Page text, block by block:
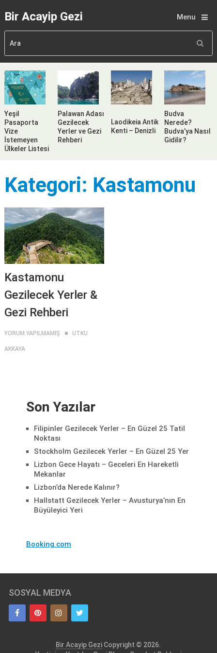
Bir Acayip Gezi Menu
Yeşil
Pasaporta
Vize
İstemeyen
Ülkeler Listesi
Palawan Adası
Gezilecek
Yerler ve Gezi
Rehberi
Laodikeia Antik
Kenti – Denizli
Budva
Nerede?
Budva’ya Nasıl
Gidilir?
Kategori: Kastamonu
Kastamonu
Gezilecek Yerler &
Gezi Rehberi
YORUM YAPILMAMIŞ UTKU
AKKAYA
Son Yazılar
Filipinler Gezilecek Yerler – En Güzel 25 Tatil
Noktası
Stockholm Gezilecek Yerler – En Güzel 25 Yer
Lizbon Gece Hayatı – Geceleri En Hareketli
Mekanlar
Lizbon’da Nerede Kalınır?
Hallstatt Gezilecek Yerler – Avusturya’nın En
Büyüleyici Yeri
Booking.com
SOSYAL MEDYA
Bir Acayip Gezi Copyright © 2026.